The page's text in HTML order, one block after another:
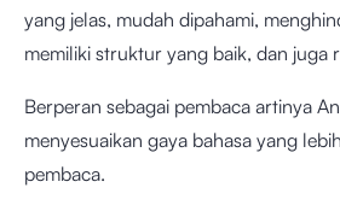
yang jelas, mudah dipahami,
memiliki struktur yang baik, dan juga
Berperan sebagai pembaca artinya
menyesuaikan gaya bahasa yang
pembaca.